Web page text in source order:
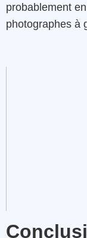
probablement
photographes à